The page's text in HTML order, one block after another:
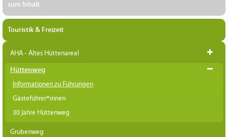
zum Inhalt
Touristik & Freizeit
AHA - Altes Hüttenareal
Hüttenweg
Informationen zu Führungen
Gästeführer*innen
30 Jahre Hüttenweg
Grubenweg